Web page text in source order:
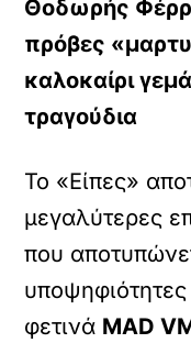
Θοδωρής
πρόβες
καλοκαίρι
τραγούδια
Το «Είπες»
μεγαλύτερες
που
φετινά MAD